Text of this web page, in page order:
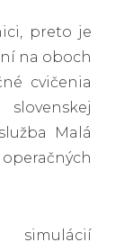
preto je
na oboch
cvičenia
Malá
simulácií